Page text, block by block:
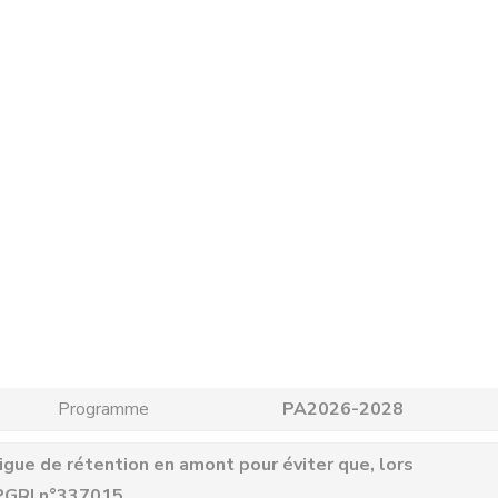
Programme PA2026-2028
de rétention en amont pour éviter que, lors